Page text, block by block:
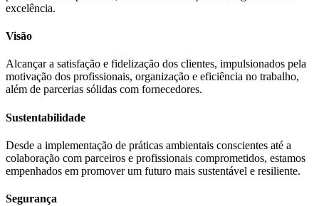
excelência.
Visão
Alcançar a satisfação e fidelização dos clientes, impulsionados pela
motivação dos profissionais, organização e eficiência no trabalho,
além de parcerias sólidas com fornecedores.
Sustentabilidade
Desde a implementação de práticas ambientais conscientes até a
colaboração com parceiros e profissionais comprometidos, estamos
empenhados em promover um futuro mais sustentável e resiliente.
Segurança